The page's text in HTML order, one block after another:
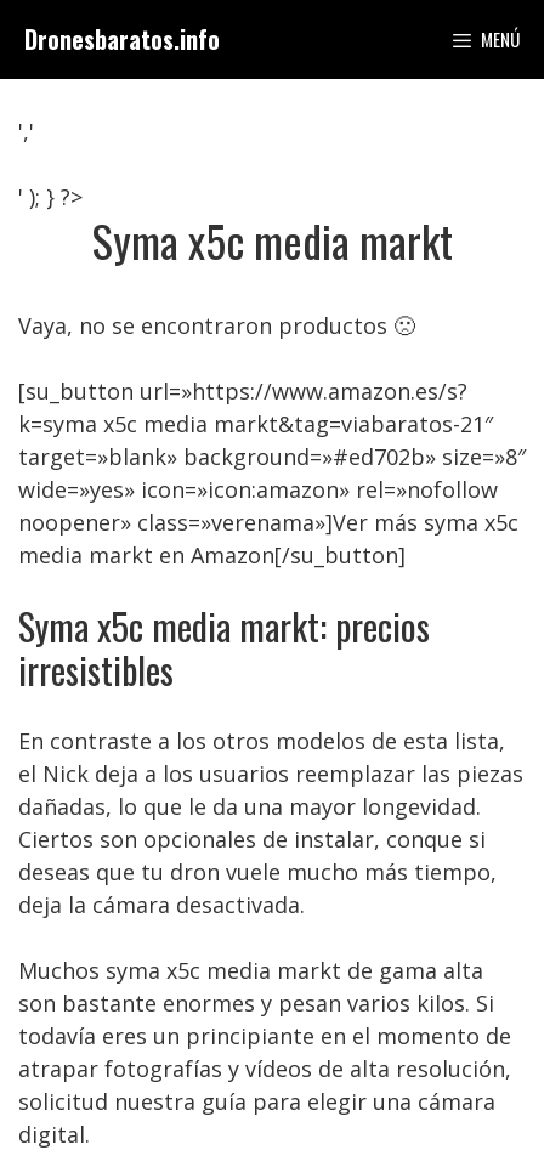
contenido
Dronesbaratos.info MENÚ
','
' ); } ?>
Syma x5c media markt
Vaya, no se encontraron productos 🙁
[su_button url=»https://www.amazon.es/s?
k=syma x5c media markt&tag=viabaratos-21″
target=»blank» background=»#ed702b» size=»8″
wide=»yes» icon=»icon:amazon» rel=»nofollow
noopener» class=»verenama»]Ver más syma x5c
media markt en Amazon[/su_button]
Syma x5c media markt: precios
irresistibles
En contraste a los otros modelos de esta lista,
el Nick deja a los usuarios reemplazar las piezas
dañadas, lo que le da una mayor longevidad.
Ciertos son opcionales de instalar, conque si
deseas que tu dron vuele mucho más tiempo,
deja la cámara desactivada.
Muchos syma x5c media markt de gama alta
son bastante enormes y pesan varios kilos. Si
todavía eres un principiante en el momento de
atrapar fotografías y vídeos de alta resolución,
solicitud nuestra guía para elegir una cámara
digital.